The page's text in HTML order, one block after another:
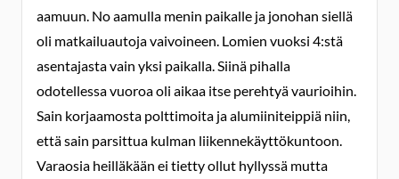
aamuun. No aamulla menin paikalle ja jonohan siellä
oli matkailuautoja vaivoineen. Lomien vuoksi 4:stä
asentajasta vain yksi paikalla. Siinä pihalla
odotellessa vuoroa oli aikaa itse perehtyä vaurioihin.
Sain korjaamosta polttimoita ja alumiiniteippiä niin,
että sain parsittua kulman liikennekäyttökuntoon.
Varaosia heilläkään ei tietty ollut hyllyssä mutta